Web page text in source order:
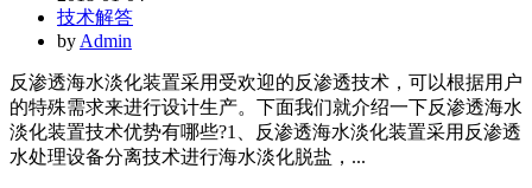
技术解答
by Admin
反渗透海水淡化装置采用受欢迎的反渗透技术，可以根据用户
的特殊需求来进行设计生产。下面我们就介绍一下反渗透海水
淡化装置技术优势有哪些?1、反渗透海水淡化装置采用反渗透
水处理设备分离技术进行海水淡化脱盐，...